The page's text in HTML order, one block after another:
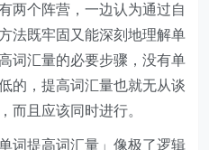
两个阵营，一边认为通过自
法既牢固又能深刻地理解单
词汇量的必要步骤，没有单
的，提高词汇量也就无从谈
而且应该同时进行。
词提高词汇量」像极了逻辑